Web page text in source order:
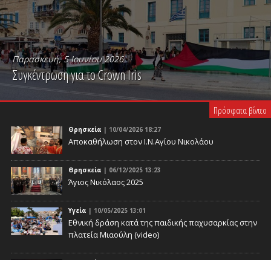
Παρασκευή, 5 Ιουνίου 2026
Συγκέντρωση για το Crown Iris
PLAY VIDEO
Πρόσφατα βίντεο
Θρησκεία | 10/04/2026 18:27
Αποκαθήλωση στον Ι.Ν.Αγίου Νικολάου
Θρησκεία | 06/12/2025 13:23
Άγιος Νικόλαος 2025
Υγεία | 10/05/2025 13:01
Eθνική δράση κατά της παιδικής παχυσαρκίας στην
πλατεία Μιαούλη (video)